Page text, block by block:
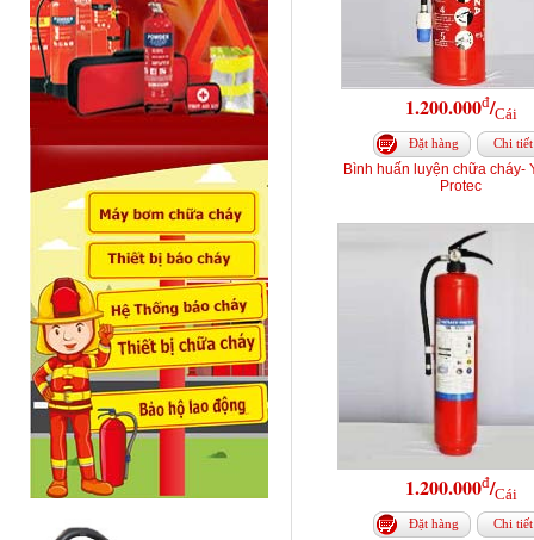
1.200.000đ/Cái
Đặt hàng Chi tiết
Bình huấn luyện chữa cháy-
Protec
1.200.000đ/Cái
Đặt hàng Chi tiết